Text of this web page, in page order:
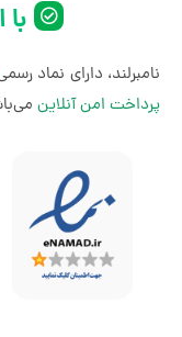
نامبرلند، دارای نماد
پرداخت امن آنلاین